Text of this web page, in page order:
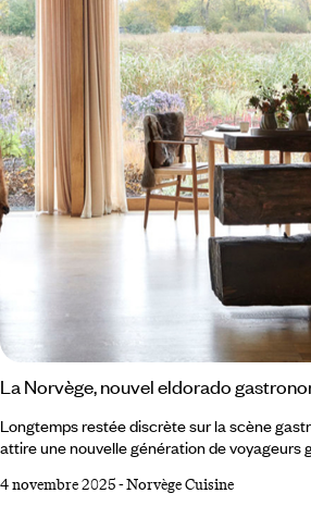
La Norvège, nouvel eldorado
Longtemps restée discrète sur la scène
attire une nouvelle génération de voyageurs
absolue, tables étoilées et traditions
4 novembre 2025-Norvège Cuisine